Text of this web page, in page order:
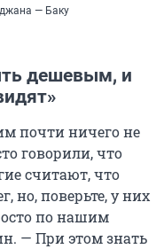
— Баку
дешевым, и
почти ничего не
говорили, что
считают, что
но, поверьте, у них
по нашим
— При этом знать